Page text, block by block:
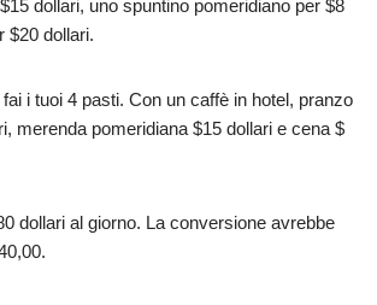
dollari, uno spuntino pomeridiano per $8
$20 dollari.
i tuoi 4 pasti. Con un caffè in hotel, pranzo
merenda pomeridiana $15 dollari e cena $
dollari al giorno. La conversione avrebbe